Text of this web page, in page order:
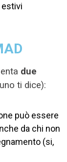
due
ti dice):
può essere
da chi non
(si,